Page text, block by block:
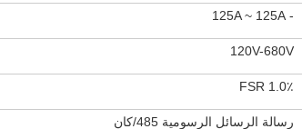
- 125A ~ 125A
120V-680V
1.0٪ FSR
رسالة الرسائل الرسومية 485/كان